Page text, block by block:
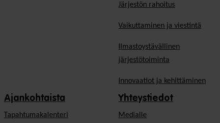
Järjestön rahoitus
Vaikuttaminen ja viestintä
Ilmastoystävällinen
järjestötoiminta
Innovaatiot ja kehittäminen
Ajankohtaista
Tapahtumakalenteri
Yhteystiedot
Medialle